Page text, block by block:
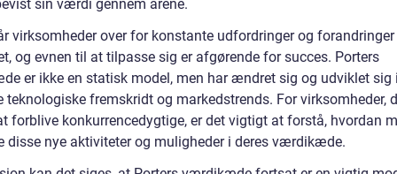
sin værdi gennem årene.
virksomheder over for konstante udfordringer og
og evnen til at tilpasse sig er afgørende for succes. Porters
er ikke en statisk model, men har ændret sig og udviklet sig
teknologiske fremskridt og markedstrends. For virksomheder,
forblive konkurrencedygtige, er det vigtigt at forstå, hvordan
disse nye aktiviteter og muligheder i deres værdikæde.